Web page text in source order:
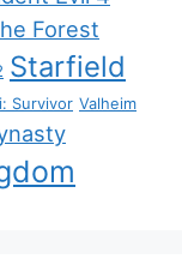
Forest
Starfield
Survivor Valheim